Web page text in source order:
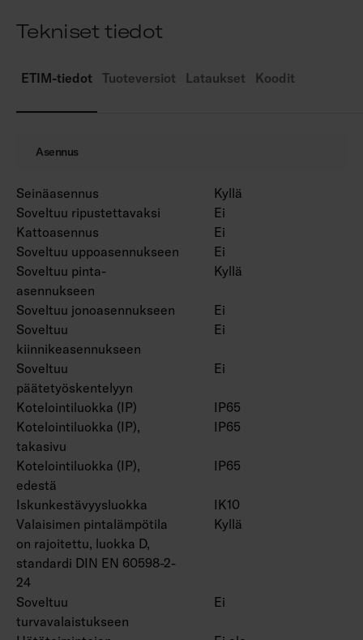
Led-lamppu A60 E27 maks. 11W, ei sisälly
On/off.
Tekniset tiedot
ETIM-tiedot Tuoteversiot Lataukset Koodit
Asennus
Seinäasennus
Kyllä
Soveltuu ripustettavaksi
Ei
Kattoasennus
Ei
Soveltuu uppoasennukseen
Ei
Soveltuu pinta-
asennukseen
Kyllä
Soveltuu jonoasennukseen
Ei
Soveltuu
kiinnikeasennukseen
Ei
Soveltuu
päätetyöskentelyyn
Ei
Kotelointiluokka (IP)
IP65
Kotelointiluokka (IP),
takasivu
IP65
Kotelointiluokka (IP),
edestä
IP65
Iskunkestävyysluokka
IK10
Valaisimen pintalämpötila
on rajoitettu, luokka D,
standardi DIN EN 60598-2-
24
Kyllä
Soveltuu
turvavalaistukseen
Ei